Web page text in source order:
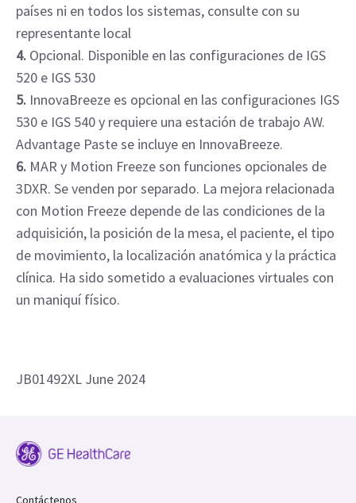
países ni en todos los sistemas, consulte con su
representante local
4. Opcional. Disponible en las configuraciones de IGS
520 e IGS 530
5. InnovaBreeze es opcional en las configuraciones IGS
530 e IGS 540 y requiere una estación de trabajo AW.
Advantage Paste se incluye en InnovaBreeze.
6. MAR y Motion Freeze son funciones opcionales de
3DXR. Se venden por separado. La mejora relacionada
con Motion Freeze depende de las condiciones de la
adquisición, la posición de la mesa, el paciente, el tipo
de movimiento, la localización anatómica y la práctica
clínica. Ha sido sometido a evaluaciones virtuales con
un maniquí físico.
JB01492XL June 2024
Contáctenos